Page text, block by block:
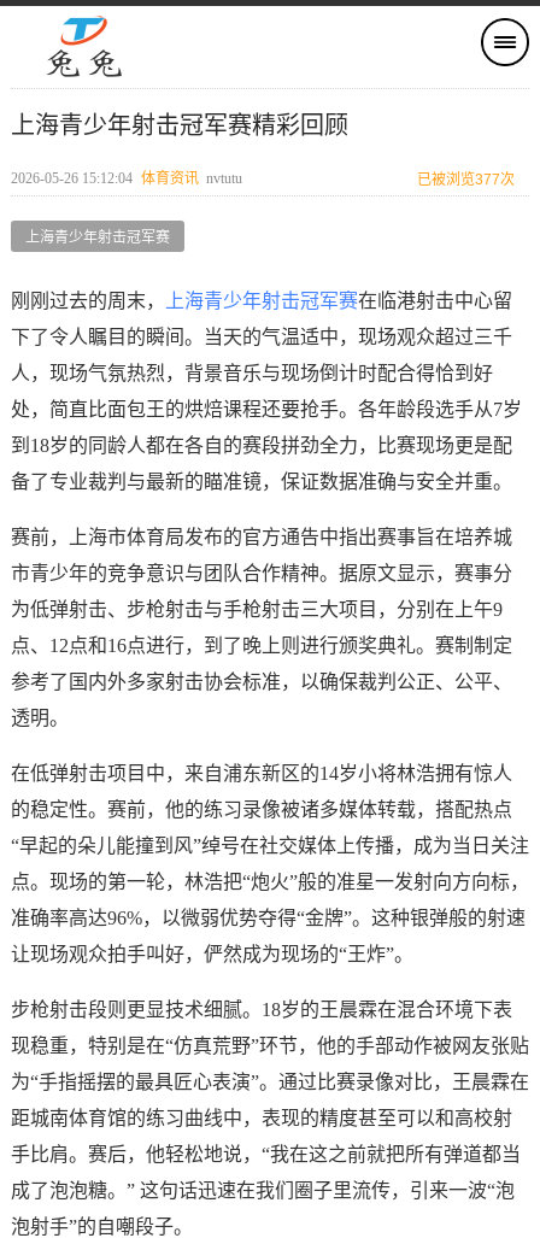
上海青少年射击冠军赛精彩回顾
2026-05-26 15:12:04 体育资讯 nvtutu 已被浏览377次
上海青少年射击冠军赛
刚刚过去的周末， 上海青少年射击冠军赛在临港射击中心留
下了令人瞩目的瞬间。当天的气温适中，现场观众超过三千
人，现场气氛热烈，背景音乐与现场倒计时配合得恰到好
处，简直比面包王的烘焙课程还要抢手。各年龄段选手从7岁
到18岁的同龄人都在各自的赛段拼劲全力，比赛现场更是配
备了专业裁判与最新的瞄准镜，保证数据准确与安全并重。
赛前，上海市体育局发布的官方通告中指出赛事旨在培养城
市青少年的竞争意识与团队合作精神。据原文显示，赛事分
为低弹射击、步枪射击与手枪射击三大项目，分别在上午9
点、12点和16点进行，到了晚上则进行颁奖典礼。赛制制定
参考了国内外多家射击协会标准，以确保裁判公正、公平、
透明。
在低弹射击项目中，来自浦东新区的14岁小将林浩拥有惊人
的稳定性。赛前，他的练习录像被诸多媒体转载，搭配热点
“早起的朵儿能撞到风”绰号在社交媒体上传播，成为当日关注
点。现场的第一轮，林浩把“炮火”般的准星一发射向方向标，
准确率高达96%，以微弱优势夺得“金牌”。这种银弹般的射速
让现场观众拍手叫好，俨然成为现场的“王炸”。
步枪射击段则更显技术细腻。18岁的王晨霖在混合环境下表
现稳重，特别是在“仿真荒野”环节，他的手部动作被网友张贴
为“手指摇摆的最具匠心表演”。通过比赛录像对比，王晨霖在
距城南体育馆的练习曲线中，表现的精度甚至可以和高校射
手比肩。赛后，他轻松地说，“我在这之前就把所有弹道都当
成了泡泡糖。” 这句话迅速在我们圈子里流传，引来一波“泡
泡射手”的自嘲段子。